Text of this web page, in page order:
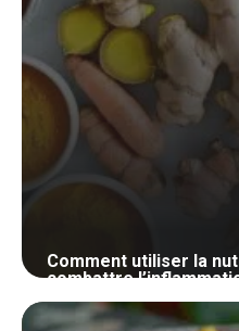
Comment utiliser la
combattre
3 mai 2024